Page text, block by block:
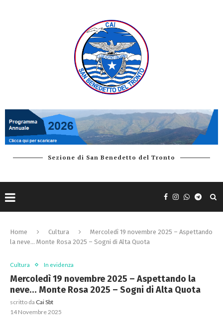
Sezione di San Benedetto del Tronto
Home Cultura
Mercoledì 19 novembre 2025 – Aspettando
la neve… Monte Rosa 2025 – Sogni di Alta Quota
Cultura In evidenza
Mercoledì 19 novembre 2025 – Aspettando la
neve… Monte Rosa 2025 – Sogni di Alta Quota
scritto da Cai Sbt
14 Novembre 2025